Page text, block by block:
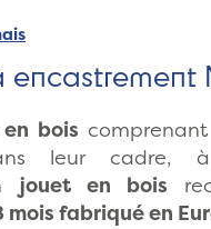
encastrement
bois
leur cadre, à
jouet en bois
mois fabriqué en